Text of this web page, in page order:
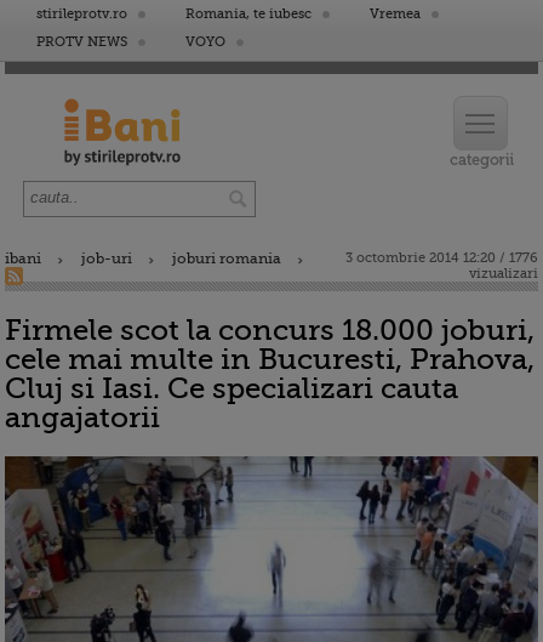
stirileprotv.ro Romania, te iubesc
Vremea
PROTV NEWS
VOYO
ibani job-uri joburi romania
3 octombrie 2014 12:20 / 1776
vizualizari
Firmele scot la concurs 18.000 joburi,
cele mai multe in Bucuresti, Prahova,
Cluj si Iasi. Ce specializari cauta
angajatorii